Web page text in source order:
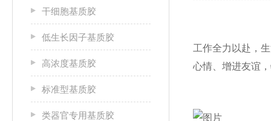
干细胞基质胶
低生长因子基质胶
高浓度基质胶
标准型基质胶
类器官专用基质胶
工作全力以赴，
心情、增进友谊